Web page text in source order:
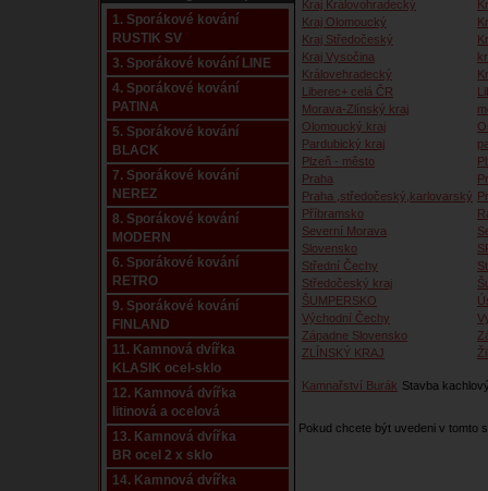
1. Sporákové kování
RUSTIK SV
3. Sporákové kování LINE
4. Sporákové kování
PATINA
5. Sporákové kování
BLACK
7. Sporákové kování
NEREZ
8. Sporákové kování
MODERN
6. Sporákové kování
RETRO
9. Sporákové kování
FINLAND
11. Kamnová dvířka
KLASIK ocel-sklo
12. Kamnová dvířka
litinová a ocelová
13. Kamnová dvířka
BR ocel 2 x sklo
14. Kamnová dvířka
Kraj Královohradecký
Kraj Olomoucký
Kraj Středočeský
Kraj Vysočina
Královehradecký
Liberec+ celá ČR
Morava-Zlínský kraj
Olomoucký kraj
Pardubický kraj
Plzeň - město
Praha
Praha ,středočeský,karlovarský
Příbramsko
Severní Morava
Slovensko
Střední Čechy
Středočeský kraj
ŠUMPERSKO
Východní Čechy
Západne Slovensko
ZLÍNSKÝ KRAJ
Kamnařství Burák Stavba
Pokud chcete být uvedeni v tomto